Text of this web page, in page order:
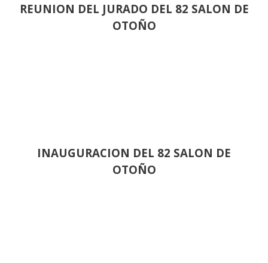
REUNION DEL JURADO DEL 82 SALON DE
OTOÑO
INAUGURACION DEL 82 SALON DE
OTOÑO